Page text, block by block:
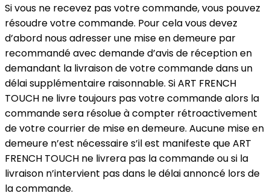
Si vous ne recevez pas votre commande, vous pouvez
résoudre votre commande. Pour cela vous devez
d’abord nous adresser une mise en demeure par
recommandé avec demande d’avis de réception en
demandant la livraison de votre commande dans un
délai supplémentaire raisonnable. Si ART FRENCH
TOUCH ne livre toujours pas votre commande alors la
commande sera résolue à compter rétroactivement
de votre courrier de mise en demeure. Aucune mise en
demeure n’est nécessaire s’il est manifeste que ART
FRENCH TOUCH ne livrera pas la commande ou si la
livraison n’intervient pas dans le délai annoncé lors de
la commande.